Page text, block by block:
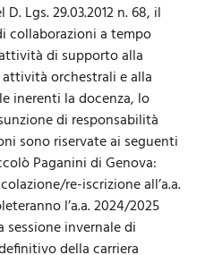
Lgs. 29.03.2012 n. 68, il
collaborazioni a tempo
di supporto alla
orchestrali e alla
inerenti la docenza, lo
di responsabilità
sono riservate ai seguenti
Paganini di Genova:
re-iscrizione all’a.a.
l’a.a. 2024/2025
invernale di
della carriera